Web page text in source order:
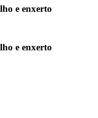
e enxerto
e enxerto